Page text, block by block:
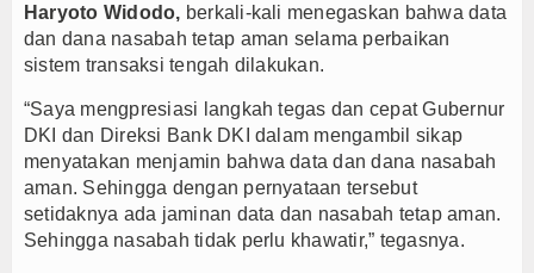
Haryoto Widodo, berkali-kali menegaskan bahwa data
dan dana nasabah tetap aman selama perbaikan
sistem transaksi tengah dilakukan.
“Saya mengpresiasi langkah tegas dan cepat Gubernur
DKI dan Direksi Bank DKI dalam mengambil sikap
menyatakan menjamin bahwa data dan dana nasabah
aman. Sehingga dengan pernyataan tersebut
setidaknya ada jaminan data dan nasabah tetap aman.
Sehingga nasabah tidak perlu khawatir,” tegasnya.